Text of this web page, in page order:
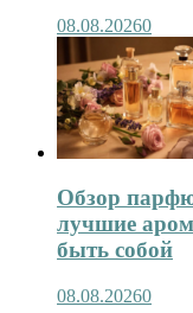
08.08.20260
Обзор
лучшие
быть собой
08.08.20260